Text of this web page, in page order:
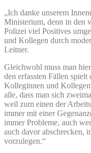
„Ich danke unserem
Ministerium, denn in den
Polizei viel Positives
und Kollegen durch
Leitner.
Gleichwohl muss man
den erfassten Fällen
Kolleginnen und
alle, dass man sich
weil zum einen der
immer mit einer
immer Probleme, auch
auch davor abschrecken,
vorzulegen.“